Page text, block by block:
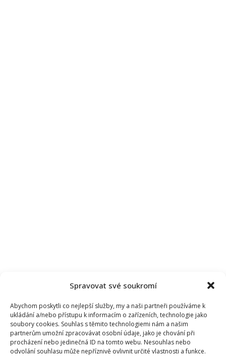
Spravovat své soukromí
Abychom poskytli co nejlepší služby, my a naši partneři používáme k
ukládání a/nebo přístupu k informacím o zařízeních, technologie jako
soubory cookies. Souhlas s těmito technologiemi nám a našim
partnerům umožní zpracovávat osobní údaje, jako je chování při
procházení nebo jedinečná ID na tomto webu. Nesouhlas nebo
odvolání souhlasu může nepříznivě ovlivnit určité vlastnosti a funkce.